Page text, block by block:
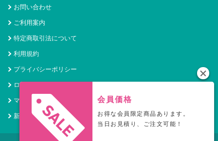
お問い合わせ
ご利用案内
特定商取引法について
利用規約
プライバシーポリシー
ログイン
マイページ
新規会員登録
会員価格
お得な会員限定商品あります。
当日お見積り、ご注文可能！